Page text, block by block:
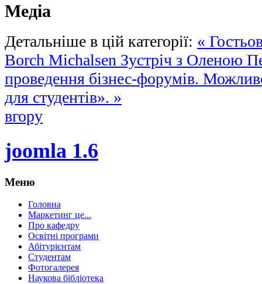
Медіа
Детальніше в цій категорії: «
Borch Michalsen Зустріч з Оленою
проведення бізнес-форумів.
для студентів». »
вгору
joomla 1.6
Меню
Головна
Маркетинг це...
Про кафедру
Освітні програми
Абітурієнтам
Студентам
Фотогалерея
Наукова бібліотека